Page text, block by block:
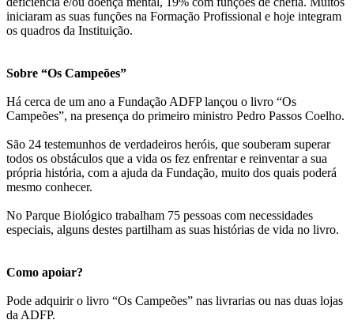
iniciaram as suas funções na Formação Profissional e hoje integram
os quadros da Instituição.
Sobre “Os Campeões”
Há cerca de um ano a Fundação ADFP lançou o livro “Os
Campeões”, na presença do primeiro ministro Pedro Passos Coelho.
São 24 testemunhos de verdadeiros heróis, que souberam superar
todos os obstáculos que a vida os fez enfrentar e reinventar a sua
própria história, com a ajuda da Fundação, muito dos quais poderá
mesmo conhecer.
No Parque Biológico trabalham 75 pessoas com necessidades
especiais, alguns destes partilham as suas histórias de vida no livro.
Como apoiar?
Pode adquirir o livro “Os Campeões” nas livrarias ou nas duas lojas
da ADFP.